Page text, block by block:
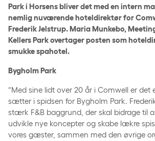
Park i Horsens bliver det med en intern
nemlig nuværende hoteldirektør for
Frederik Jelstrup. Maria Munkebo,
Kellers Park overtager posten som
smukke spahotel.
Bygholm Park
”Med sine lidt over 20 år i Comwell er det
sætter i spidsen for Bygholm Park.
stærk F&B baggrund, der skal bidrage til
udvikle nye koncepter og skabe lækre
vores gæster, sammen med den øvrige